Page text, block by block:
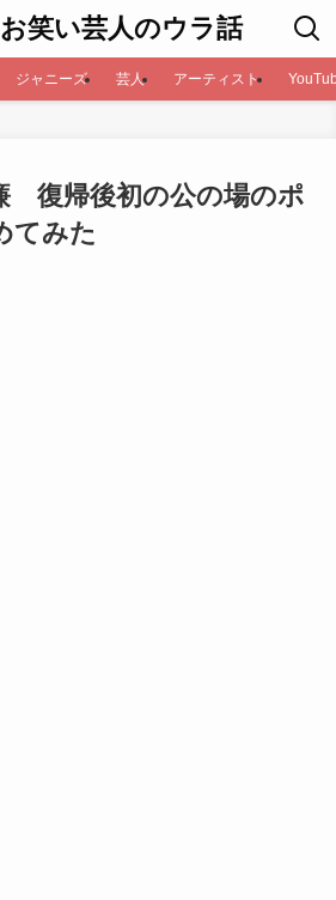
笑い芸人のウラ話
ジャニーズ 芸人 アーティスト
復帰後初の公の場のポ
てみた